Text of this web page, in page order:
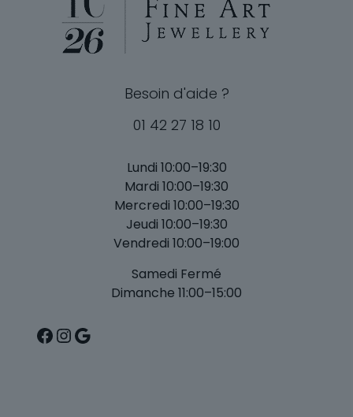
Besoin d'aide ?
01 42 27 18 10
Lundi 10:00–19:30
Mardi 10:00–19:30
Mercredi 10:00–19:30
Jeudi 10:00–19:30
Vendredi 10:00–19:00
Samedi Fermé
Dimanche 11:00–15:00
Facebook
Instagram
Google